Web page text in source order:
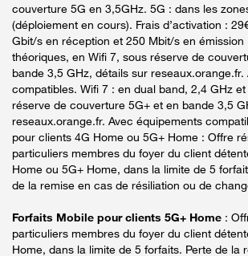
couverture 5G en 3,5GHz. 5G : dans les
(déploiement en cours). Frais d’activation :
Gbit/s en réception et 250 Mbit/s en émission
théoriques, en Wifi 7, sous réserve de
bande 3,5 GHz, détails sur
compatibles. Wifi 7 : en dual band, 2,4 GHz
réserve de couverture 5G+ et en bande 3,5
reseaux.orange.fr. Avec équipements
pour clients 4G Home ou 5G+ Home : Offre
particuliers membres du foyer du client
Home ou 5G+ Home, dans la limite de 5
de la remise en cas de résiliation ou de
Forfaits Mobile pour clients 5G+ Home :
particuliers membres du foyer du client
Home, dans la limite de 5 forfaits. Perte de la